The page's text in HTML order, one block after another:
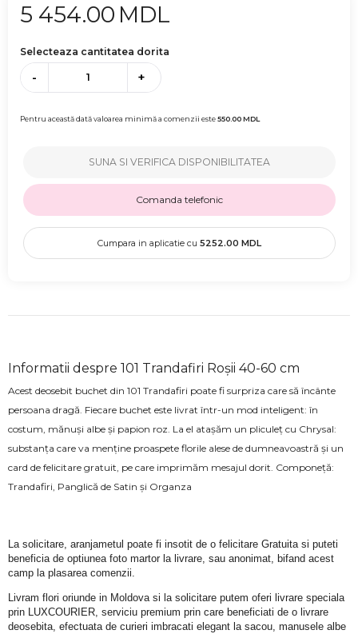
5 454.00 MDL
Selecteaza cantitatea dorita
- +
Pentru această dată valoarea minimă a comenzii este550.00MDL
SUNA SI VERIFICA DISPONIBILITATEA
Comanda telefonic
Cumpara in aplicatie cu 5252.00 MDL
Informatii despre 101 Trandafiri Roșii 40-60 cm
Acest deosebit buchet din 101 Trandafiri poate fi surpriza care să încânte
persoana dragă. Fiecare buchet este livrat într-un mod inteligent: în
costum, mănuși albe și papion roz. La el atașăm un pliculeț cu Chrysal:
substanța care va menține proaspete florile alese de dumneavoastră și un
card de felicitare gratuit, pe care imprimăm mesajul dorit. Componeță:
Trandafiri, Panglică de Satin și Organza
La solicitare, aranjametul poate fi insotit de o felicitare Gratuita si puteti
beneficia de optiunea foto martor la livrare, sau anonimat, bifand acest
camp la plasarea comenzii.
Livram flori oriunde in Moldova si la solicitare putem oferi livrare speciala
prin LUXCOURIER, serviciu premium prin care beneficiati de o livrare
deosebita, efectuata de curieri imbracati elegant la sacou, manusele albe